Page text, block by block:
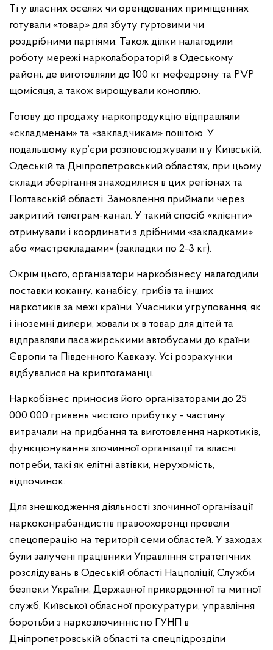
Ті у власних оселях чи орендованих приміщеннях
готували «товар» для збуту гуртовими чи
роздрібними партіями. Також ділки налагодили
роботу мережі нарколабораторій в Одеському
районі, де виготовляли до 100 кг мефедрону та PVP
щомісяця, а також вирощували коноплю.
Готову до продажу наркопродукцію відправляли
«складменам» та «закладчикам» поштою. У
подальшому кур’єри розповсюджували її у Київській,
Одеській та Дніпропетровський областях, при цьому
склади зберігання знаходилися в цих регіонах та
Полтавській області. Замовлення приймали через
закритий телеграм-канал. У такий спосіб «клієнти»
отримували і координати з дрібними «закладками»
або «мастрекладами» (закладки по 2-3 кг).
Окрім цього, організатори наркобізнесу налагодили
поставки кокаїну, канабісу, грибів та інших
наркотиків за межі країни. Учасники угруповання, як
і іноземні дилери, ховали їх в товар для дітей та
відправляли пасажирськими автобусами до країни
Європи та Південного Кавказу. Усі розрахунки
відбувалися на криптогаманці.
Наркобізнес приносив його організаторами до 25
000 000 гривень чистого прибутку - частину
витрачали на придбання та виготовлення наркотиків,
функціонування злочинної організації та власні
потреби, такі як елітні автівки, нерухомість,
відпочинок.
Для знешкодження діяльності злочинної організації
наркоконрабандистів правоохоронці провели
спецоперацію на території семи областей. У заходах
були залучені працівники Управління стратегічних
розслідувань в Одеській області Нацполіції, Служби
безпеки України, Державної прикордонної та митної
служб, Київської обласної прокуратури, управління
боротьби з наркозлочинністю ГУНП в
Дніпропетровській області та спецпідрозділи